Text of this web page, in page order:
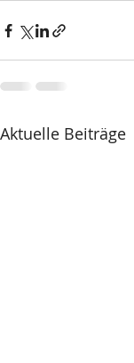
Aktuelle Beiträge